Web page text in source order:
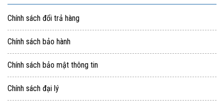
Chính sách đổi trả hàng
Chính sách bảo hành
Chính sách bảo mật thông tin
Chính sách đại lý